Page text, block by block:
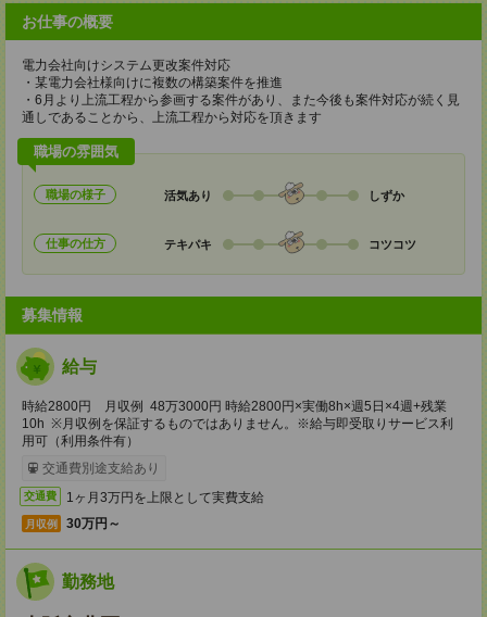
お仕事の概要
電力会社向けシステム更改案件対応
・某電力会社様向けに複数の構築案件を推進
・6月より上流工程から参画する案件があり、また今後も案件対応が続く見
通しであることから、上流工程から対応を頂きます
職場の雰囲気
職場の様子 活気あり しずか
仕事の仕方 テキパキ コツコツ
募集情報
給与
時給2800円 月収例 48万3000円 時給2800円×実働8h×週5日×4週+残業
10h ※月収例を保証するものではありません。※給与即受取りサービス利
用可（利用条件有）
交通費別途支給あり
交通費 1ヶ月3万円を上限として実費支給
月収例 30万円～
勤務地